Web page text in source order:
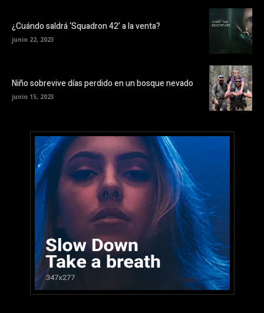
¿Cuándo saldrá ‘Squadron 42’ a la venta?
junio 22, 2023
Niño sobrevive días perdido en un bosque nevado
junio 15, 2023